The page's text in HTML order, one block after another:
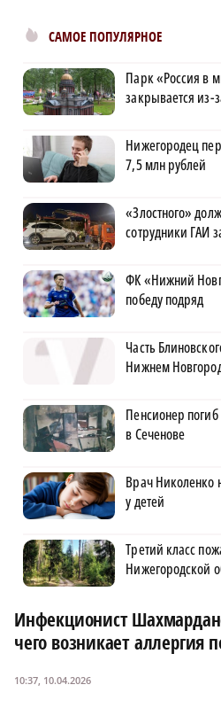
САМОЕ ПОПУЛЯРНОЕ
Парк «Россия в
закрывается из-
Нижегородец
7,5 млн рублей
«Злостного»
сотрудники ГАИ
ФК «Нижний
победу подряд
Часть
Нижнем
Пенсионер
в Сеченове
Врач Николенко
у детей
Третий класс
Нижегородской
Инфекционист
чего возникает аллергия
10:37, 10.04.2026